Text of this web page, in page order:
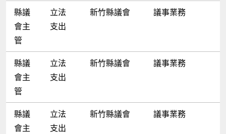
縣議
會主
管
立法
支出
新竹縣議會 議事業務
縣議
會主
管
立法
支出
新竹縣議會 議事業務
縣議
會主
立法
支出
新竹縣議會 議事業務